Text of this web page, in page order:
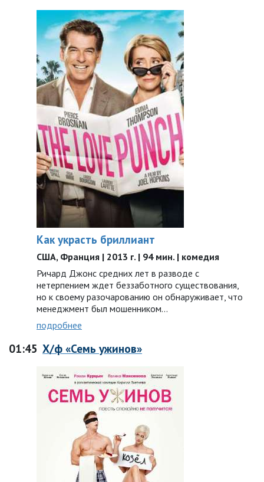
Как украсть бриллиант
США, Франция | 2013 г. | 94 мин. | комедия
Ричард Джонс средних лет в разводе с
нетерпением ждет беззаботного существования,
но к своему разочарованию он обнаруживает, что
менеджмент был мошенником...
подробнее
01:45 Х/ф «Семь ужинов»